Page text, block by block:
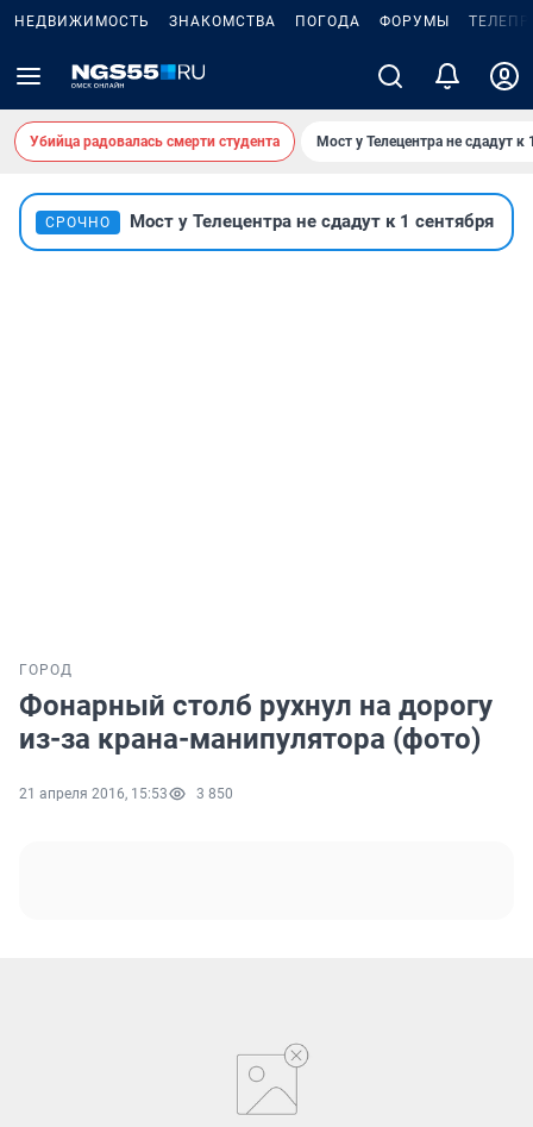
НЕДВИЖИМОСТЬ ЗНАКОМСТВА ПОГОДА ФОРУМЫ
Убийца радовалась смерти студента Мост у Телецентра не сдадут к
СРОЧНО Мост у Телецентра не сдадут к 1 сентября
ГОРОД
Фонарный столб рухнул на дорогу
из-за крана-манипулятора (фото)
21 апреля 2016, 15:53 3 850